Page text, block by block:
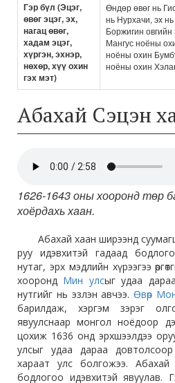
Гэр бүл (Эцэг,
өвөг эцэг, эх,
нагац өвөг,
хадам эцэг,
хүргэн, эхнэр,
нөхөр, хүү охин
гэх мэт)
Өндөр өвөг нь
нь Нурхачи, эх
Боржигин
Мангус ноёны
ноёны охин
ноёны охин
Абахай Сэцэн
1626-1643 оны хооронд төр
хоёрдахь хаан.
Абахай хаан ширээнд
руу идэвхитэй гадаад
нутаг, эрх мэдлийн хүрээгээ
хооронд Мин улсыг удаа
нутгийг нь эзлэн авчээ. Өвөр
барилдаж, хэргэм зэрэг
явуулснаар монгол ноёдоор
цохиж 1636 онд эрхшээлдээ
улсыг удаа дараа
хараат улс болгожээ.
бодлогоо идэвхитэй